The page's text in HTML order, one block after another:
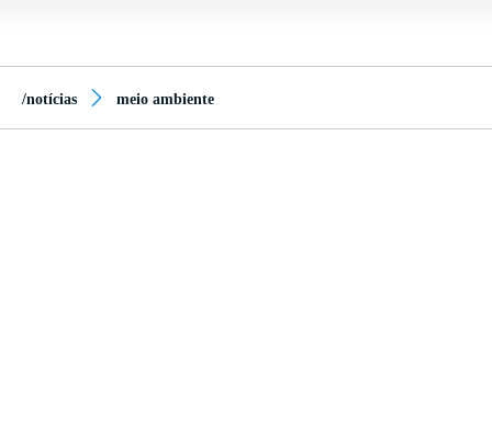
/notícias meio ambiente